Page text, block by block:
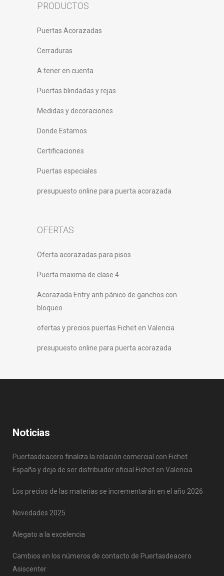
PRODUCTOS
Puertas Acorazadas
Cerraduras
A tener en cuenta
Puertas blindadas y rejas
Medidas y decoraciones
Donde Estamos
Certificaciones
Puertas especiales
presupuesto online para puerta acorazada
OFERTAS
Oferta acorazadas para pisos
Puerta maxima de clase 4
Acorazada Entry anti pánico de ganchos con
bloqueo
ofertas y precios puertas Fichet en Valencia
presupuesto online para puerta acorazada
Noticias
Puertasdeacero finaliza la relación comercial con Fichet
España y deja de ser distribuidor oficial Fichet en Valencia.
Los precios de las materias se incrementarán en el año 2026
Novedades 2025
Alegato a la excelencia
Cambios en los números de contacto de Puertasdeacero
Asiscenter